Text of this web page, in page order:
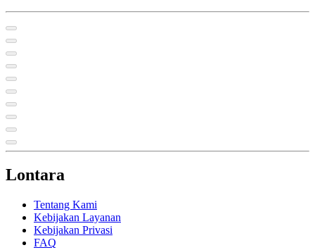
Lontara
Tentang Kami
Kebijakan Layanan
Kebijakan Privasi
FAQ